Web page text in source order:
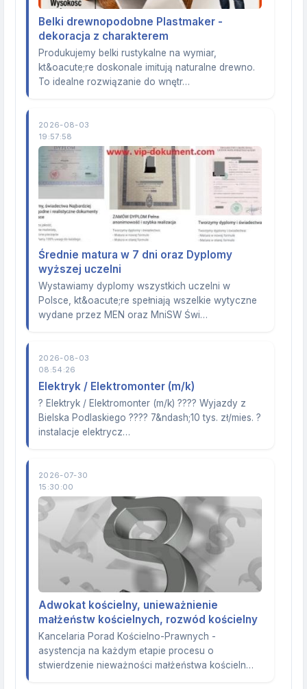
Belki drewnopodobne Plastmaker -
dekoracja z charakterem
Produkujemy belki rustykalne na wymiar,
kt&oacute;re doskonale imitują naturalne drewno.
To idealne rozwiązanie do wnętr…
2026-08-03
19:57:58
Średnie matura w 7 dni oraz Dyplomy
wyższej uczelni
Wystawiamy dyplomy wszystkich uczelni w
Polsce, kt&oacute;re spełniają wszelkie wytyczne
wydane przez MEN oraz MniSW Świ…
2026-08-03
08:54:26
Elektryk / Elektromonter (m/k)
? Elektryk / Elektromonter (m/k) ???? Wyjazdy z
Bielska Podlaskiego ???? 7&ndash;10 tys. zł/mies. ?
instalacje elektrycz…
2026-07-30
15:30:00
Adwokat kościelny, unieważnienie
małżeństw kościelnych, rozwód kościelny
Kancelaria Porad Kościelno-Prawnych -
asystencja na każdym etapie procesu o
stwierdzenie nieważności małżeństwa kościeln…